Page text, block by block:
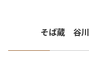
そば蔵 谷川